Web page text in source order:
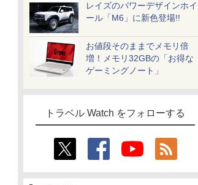
レイズのパワーデザインホイ
ール「M6」に新色登場!!
お値段そのままでメモリ倍
増！メモリ32GBの「お得な
ゲーミングノート」
トラベル Watch をフォローする